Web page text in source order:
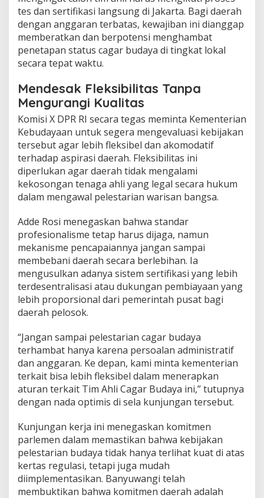
tes dan sertifikasi langsung di Jakarta. Bagi daerah
dengan anggaran terbatas, kewajiban ini dianggap
memberatkan dan berpotensi menghambat
penetapan status cagar budaya di tingkat lokal
secara tepat waktu.
​Mendesak Fleksibilitas Tanpa
Mengurangi Kualitas
​Komisi X DPR RI secara tegas meminta Kementerian
Kebudayaan untuk segera mengevaluasi kebijakan
tersebut agar lebih fleksibel dan akomodatif
terhadap aspirasi daerah. Fleksibilitas ini
diperlukan agar daerah tidak mengalami
kekosongan tenaga ahli yang legal secara hukum
dalam mengawal pelestarian warisan bangsa.
​Adde Rosi menegaskan bahwa standar
profesionalisme tetap harus dijaga, namun
mekanisme pencapaiannya jangan sampai
membebani daerah secara berlebihan. Ia
mengusulkan adanya sistem sertifikasi yang lebih
terdesentralisasi atau dukungan pembiayaan yang
lebih proporsional dari pemerintah pusat bagi
daerah pelosok.
​“Jangan sampai pelestarian cagar budaya
terhambat hanya karena persoalan administratif
dan anggaran. Ke depan, kami minta kementerian
terkait bisa lebih fleksibel dalam menerapkan
aturan terkait Tim Ahli Cagar Budaya ini,” tutupnya
dengan nada optimis di sela kunjungan tersebut.
​Kunjungan kerja ini menegaskan komitmen
parlemen dalam memastikan bahwa kebijakan
pelestarian budaya tidak hanya terlihat kuat di atas
kertas regulasi, tetapi juga mudah
diimplementasikan. Banyuwangi telah
membuktikan bahwa komitmen daerah adalah